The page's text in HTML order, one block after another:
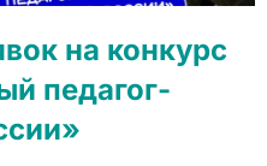
на конкурс
педагог-